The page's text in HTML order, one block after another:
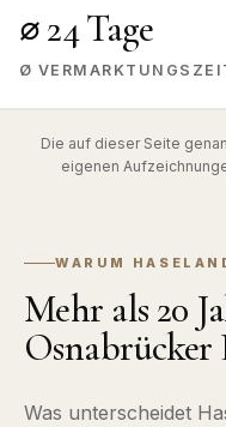
⌀ 24 Tage
Ø
Die auf dieser Seite
eigenen
WARUM
Mehr als 20
Osnabrücker
Was unterscheidet